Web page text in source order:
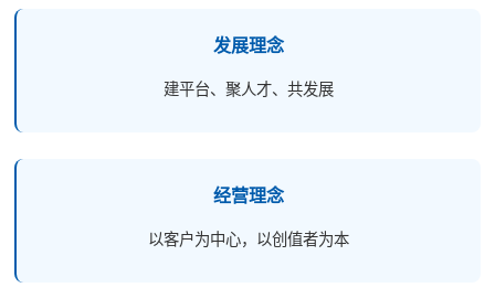
发展理念
建平台、聚人才、共发展
经营理念
以客户为中心，以创值者为本